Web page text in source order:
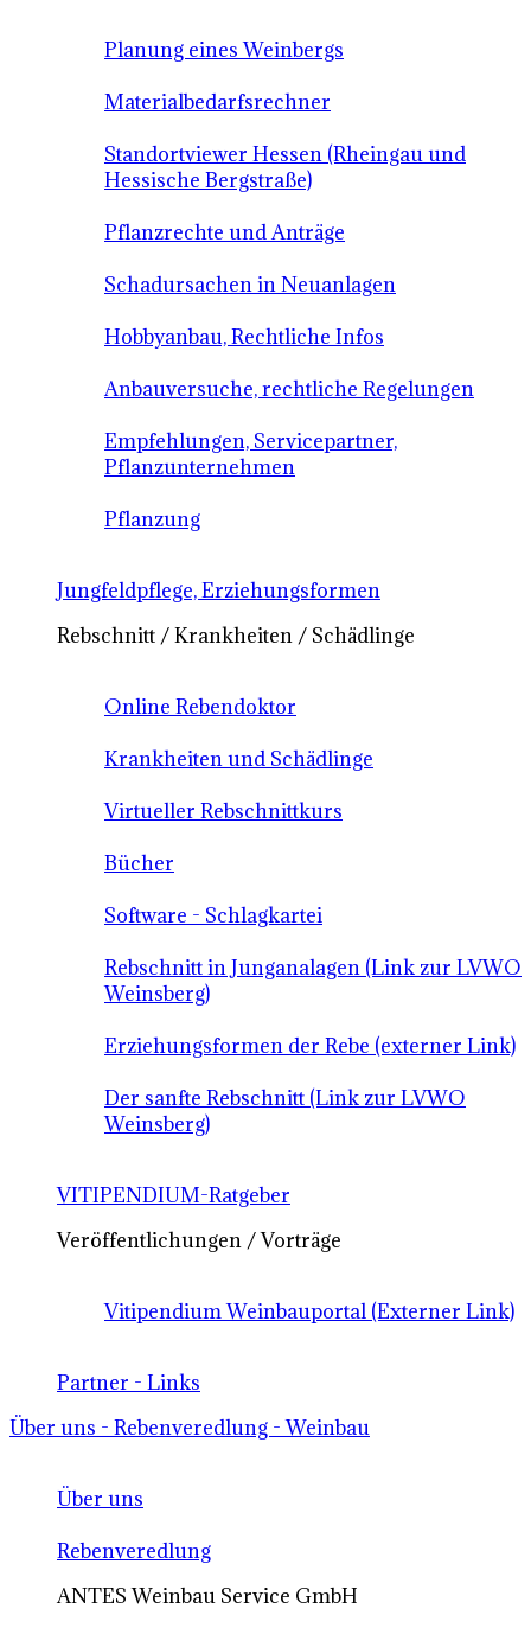
Planung eines Weinbergs
Materialbedarfsrechner
Standortviewer Hessen (Rheingau und
Hessische Bergstraße)
Pflanzrechte und Anträge
Schadursachen in Neuanlagen
Hobbyanbau, Rechtliche Infos
Anbauversuche, rechtliche Regelungen
Empfehlungen, Servicepartner,
Pflanzunternehmen
Pflanzung
Jungfeldpflege, Erziehungsformen
Rebschnitt / Krankheiten / Schädlinge
Online Rebendoktor
Krankheiten und Schädlinge
Virtueller Rebschnittkurs
Bücher
Software - Schlagkartei
Rebschnitt in Junganalagen (Link zur LVWO
Weinsberg)
Erziehungsformen der Rebe (externer Link)
Der sanfte Rebschnitt (Link zur LVWO
Weinsberg)
VITIPENDIUM-Ratgeber
Veröffentlichungen / Vorträge
Vitipendium Weinbauportal (Externer Link)
Partner - Links
Über uns - Rebenveredlung - Weinbau
Über uns
Rebenveredlung
ANTES Weinbau Service GmbH